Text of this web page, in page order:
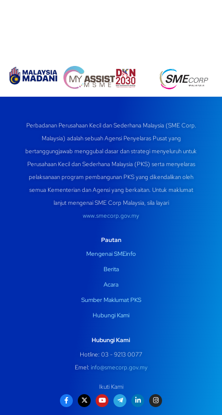
Perbadanan Perusahaan Kecil dan Sederhana Malaysia (SME Corp.
Malaysia) adalah sebuah Agensi Penyelaras Pusat yang
bertanggungjawab menggubal dasar dan strategi menyeluruh untuk
Perusahaan Kecil dan Sederhana Malaysia (PKS) serta menyelaras
pelaksanaan program pembangunan PKS yang dikendalikan oleh
semua Kementerian dan Agensi yang berkaitan. Untuk maklumat
lanjut mengenai SME Corp Malaysia, sila layari
www.smecorp.gov.my
Pautan
Mengenai SMEinfo
Berita
Acara
Sumber Maklumat PKS
Hubungi Kami
Hubungi Kami
Hotline: 03 - 9213 0077
Emel: info@smecorp.gov.my
Ikuti Kami